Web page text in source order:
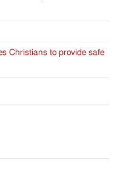
Christians to provide safe